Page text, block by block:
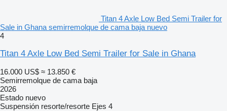
Titan 4 Axle Low Bed Semi Trailer for
Sale in Ghana semirremolque de cama baja nuevo
4
Titan 4 Axle Low Bed Semi Trailer for Sale in Ghana
16.000 US$ ≈ 13.850 €
Semirremolque de cama baja
2026
Estado nuevo
Suspensión resorte/resorte Ejes 4